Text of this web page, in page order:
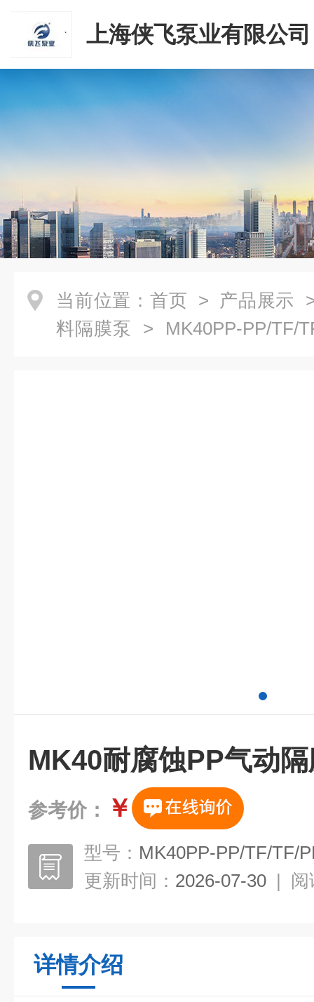
上海侠飞泵业有限公司
当前位置： 首页 > 产品展示
料隔膜泵 > MK40PP-PP/TF/
MK40耐腐蚀PP气动
参考价： ￥
型号： MK40PP-PP/TF/TF/
更新时间： 2026-07-30 | 阅
详情介绍